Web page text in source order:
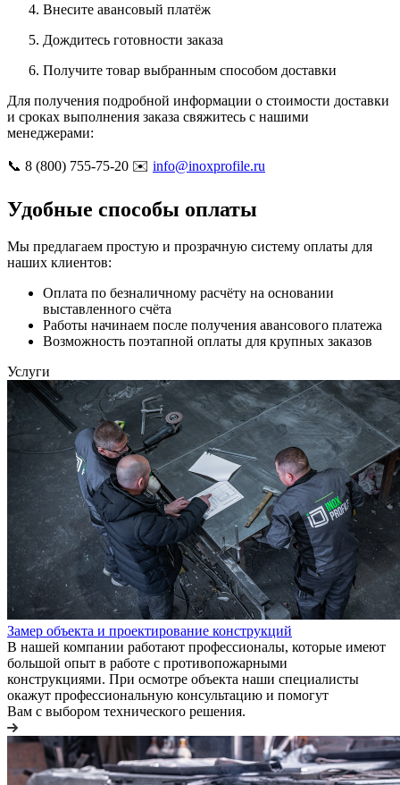
Внесите авансовый платёж
Дождитесь готовности заказа
Получите товар выбранным способом доставки
Для получения подробной информации о стоимости доставки
и сроках выполнения заказа свяжитесь с нашими
менеджерами:
📞 8 (800) 755-75-20 ✉️ info@inoxprofile.ru
Удобные способы оплаты
Мы предлагаем простую и прозрачную систему оплаты для
наших клиентов:
Оплата по безналичному расчёту на основании
выставленного счёта
Работы начинаем после получения авансового платежа
Возможность поэтапной оплаты для крупных заказов
Услуги
Замер объекта и проектирование конструкций
В нашей компании работают профессионалы, которые имеют
большой опыт в работе с противопожарными
конструкциями. При осмотре объекта наши специалисты
окажут профессиональную консультацию и помогут
Вам с выбором технического решения.